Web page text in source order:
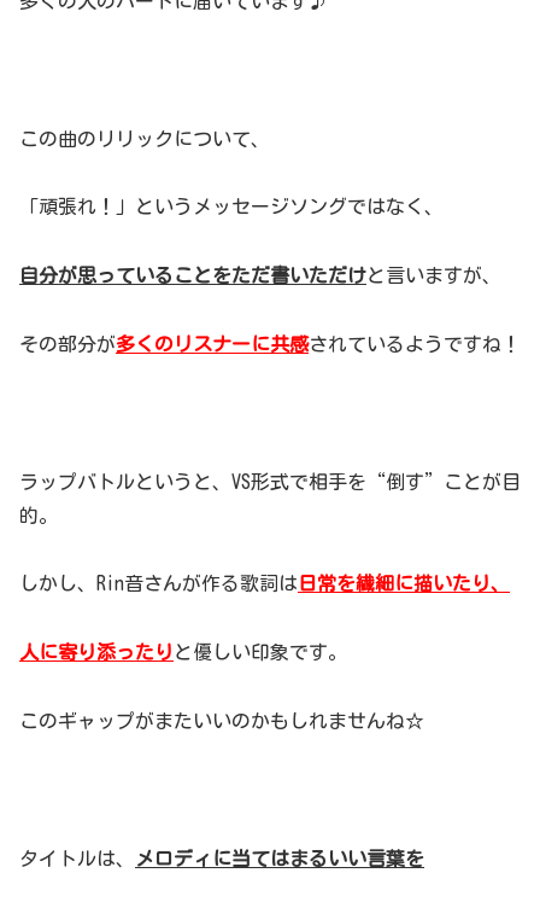
この曲のリリックについて、
「頑張れ！」というメッセージソングではなく、
自分が思っていることをただ書いただけと言いますが、
その部分が多くのリスナーに共感されているようですね！
ラップバトルというと、VS形式で相手を“倒す”ことが目
的。
しかし、Rin音さんが作る歌詞は 日常を繊細に描いたり、
人に寄り添ったり と優しい印象です。
このギャップがまたいいのかもしれませんね☆
タイトルは、 メロディに当てはまるいい言葉を